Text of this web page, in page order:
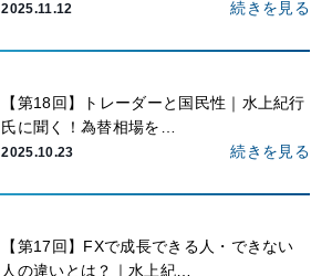
2025.11.12 続きを見る
【第18回】トレーダーと国民性｜水上紀行
氏に聞く！為替相場を…
2025.10.23 続きを見る
【第17回】FXで成長できる人・できない
人の違いとは？｜水上紀…